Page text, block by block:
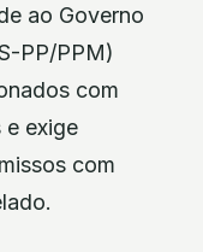
ao Governo
PP/PPM)
com
e exige
com